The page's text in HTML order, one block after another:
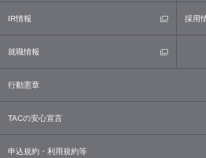
IR情報 採用
就職情報
行動憲章
TACの安心宣言
申込規約・利用規約等